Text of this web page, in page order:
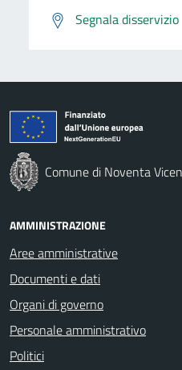
Segnala disservizio
Comune di Noventa
AMMINISTRAZIONE
Aree amministrative
Documenti e dati
Organi di governo
Personale amministrativo
Politici